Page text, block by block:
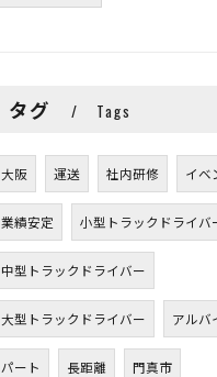
タグ Tags
大阪 運送 社内研修 イベ
業績安定 小型トラックドライバ
中型トラックドライバー
大型トラックドライバー アルバ
パート 長距離 門真市